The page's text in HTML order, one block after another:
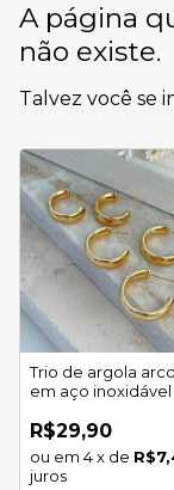
A página
não existe.
Talvez você se
Trio de argola
em aço inoxidável
R$29,90
4x de
juros